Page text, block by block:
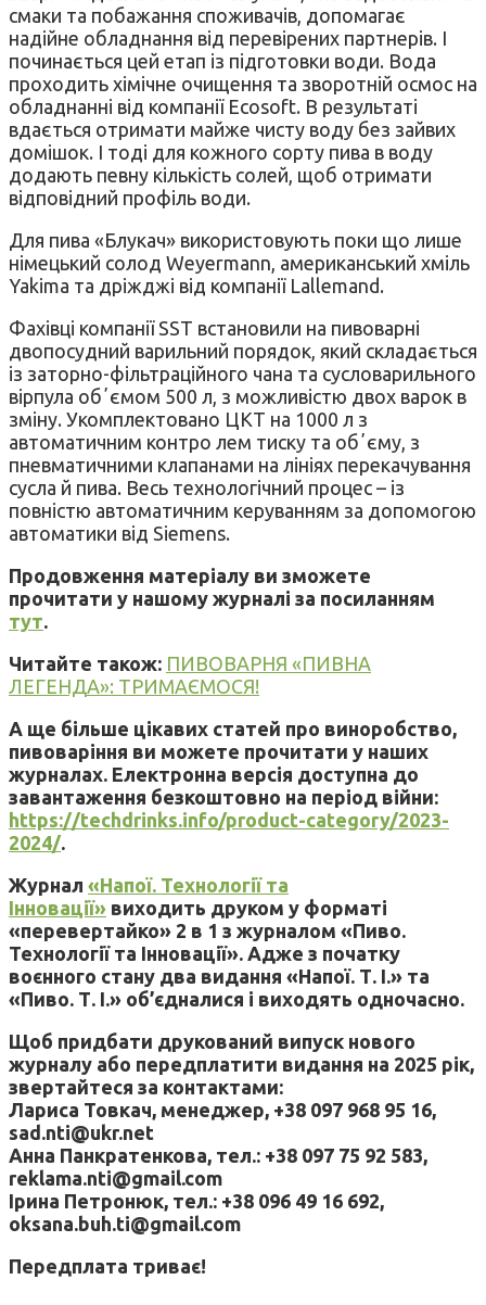
смаки та побажання споживачів, допомагає
надійне обладнання від перевірених партнерів. І
починається цей етап із підготовки води. Вода
проходить хiмiчне очищення та зворотнiй осмос на
обладнанні вiд компанiї Ecosoft. В результаті
вдається отримати майже чисту воду без зайвих
домiшок. І тоді для кожного сорту пива в воду
додають певну кількість солей, щоб отримати
відповідний профіль води.
Для пива «Блукач» використовують поки що лише
німецький солод Weyermann, американський хміль
Yakima та дріжджі від компанії Lallemand.
Фахівці компанії SST встановили на пивоварні
двопосудний варильний порядок, який складається
із заторно-фільтраційного чана та сусловарильного
вірпула обʼємом 500 л, з можливістю двох варок в
зміну. Укомплектовано ЦКТ на 1000 л з
автоматичним контро лем тиску та обʼєму, з
пневматичними клапанами на лініях перекачування
сусла й пива. Весь технологічний процес – із
повністю автоматичним керуванням за допомогою
автоматики від Siemens.
Продовження матеріалу ви зможете
прочитати у нашому журналі за посиланням
тут.
Читайте також: ПИВОВАРНЯ «ПИВНА
ЛЕГЕНДА»: ТРИМАЄМОСЯ!
А ще більше цікавих статей про виноробство,
пивоваріння ви можете прочитати у наших
журналах. Електронна версія доступна до
завантаження безкоштовно на період війни:
https://techdrinks.info/product-category/2023-
2024/.
Журнал «Напої. Технології та
Інновації» виходить друком у форматі
«перевертайко» 2 в 1 з журналом «Пиво.
Технології та Інновації». Адже з початку
воєнного стану два видання «Напої. Т. І.» та
«Пиво. Т. І.» об’єдналися і виходять одночасно.
Щоб придбати друкований випуск нового
журналу або передплатити видання на 2025 рік,
звертайтеся за контактами:
Лариса Товкач, менеджер, +38 097 968 95 16,
sad.nti@ukr.net
Анна Панкратенкова, тел.: +38 097 75 92 583,
reklama.nti@gmail.com
Ірина Петронюк, тел.: +38 096 49 16 692,
oksana.buh.ti@gmail.com
Передплата триває!